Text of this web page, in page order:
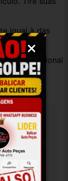
igual à das
por profissional
80685el11a
Preto